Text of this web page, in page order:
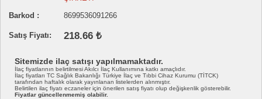
Barkod :
8699536091266
Satış Fiyatı: 218.66 ₺
Sitemizde ilaç satışı yapılmamaktadır.
İlaç fiyatlarının belirtilmesi Akılcı İlaç Kullanımına katkı amaçlıdır.
İlaç fiyatları TC Sağlık Bakanlığı Türkiye İlaç ve Tıbbi Cihaz Kurumu (TİTCK)
tarafından haftalık olarak yayınlanan listelerden alınmıştır.
Belirtilen ilaç fiyatı eczaneler için önerilen satış fiyatı olup değişkenlik gösterebilir.
Fiyatlar güncellenmemiş olabilir.